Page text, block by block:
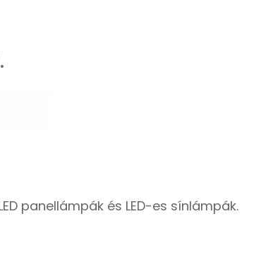
panellámpák és LED-es sínlámpák.